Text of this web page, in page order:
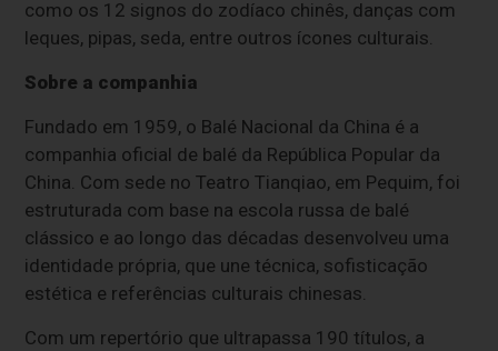
como os 12 signos do zodíaco chinês, danças com
leques, pipas, seda, entre outros ícones culturais.
Sobre a companhia
Fundado em 1959, o Balé Nacional da China é a
companhia oficial de balé da República Popular da
China. Com sede no Teatro Tianqiao, em Pequim, foi
estruturada com base na escola russa de balé
clássico e ao longo das décadas desenvolveu uma
identidade própria, que une técnica, sofisticação
estética e referências culturais chinesas.
Com um repertório que ultrapassa 190 títulos, a